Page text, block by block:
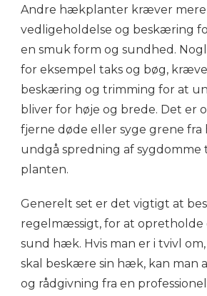
Andre hækplanter kræver mere
vedligeholdelse og beskæring
en smuk form og sundhed.
for eksempel taks og bøg,
beskæring og trimming for at
bliver for høje og brede. Det er
fjerne døde eller syge grene
undgå spredning af sygdomme
planten.
Generelt set er det vigtigt at
regelmæssigt, for at opretholde
sund hæk. Hvis man er i tvivl
skal beskære sin hæk, kan man
og rådgivning fra en